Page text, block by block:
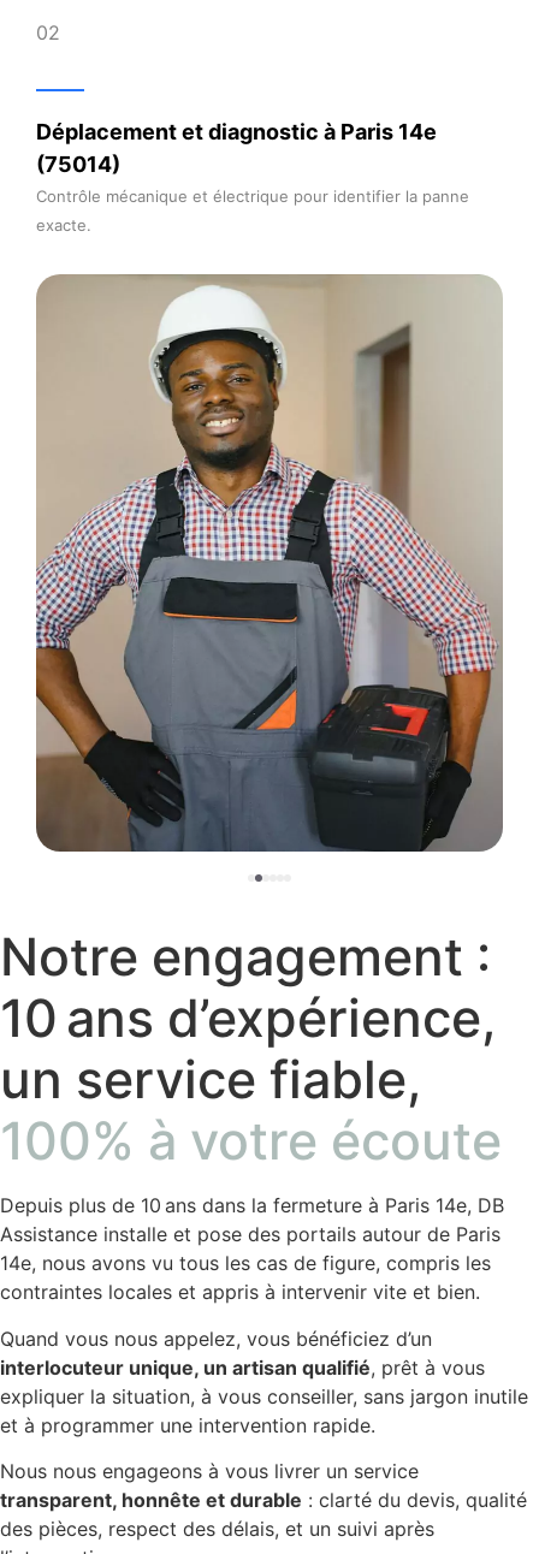
Déplacement et diagnostic à Paris 14e
(75014)
Contrôle mécanique et électrique pour identifier la panne
exacte.
Notre engagement :
10 ans d’expérience,
un service fiable,
100% à votre écoute
Depuis plus de 10 ans dans la fermeture à Paris 14e, DB
Assistance installe et pose des portails autour de Paris
14e, nous avons vu tous les cas de figure, compris les
contraintes locales et appris à intervenir vite et bien.
Quand vous nous appelez, vous bénéficiez d’un
interlocuteur unique, un artisan qualifié, prêt à vous
expliquer la situation, à vous conseiller, sans jargon inutile
et à programmer une intervention rapide.
Nous nous engageons à vous livrer un service
transparent, honnête et durable : clarté du devis, qualité
des pièces, respect des délais, et un suivi après